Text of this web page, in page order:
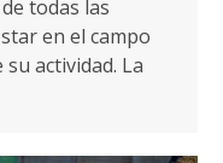
todas las
en el campo
actividad. La